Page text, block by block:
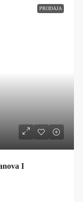
PRODAJA
I